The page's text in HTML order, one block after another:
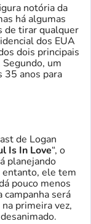
notória da
há algumas
de tirar qualquer
dos EUA
dois principais
um
35 anos para
de Logan
Is In Love“, o
planejando
entanto, ele tem
pouco menos
campanha será
primeira vez,